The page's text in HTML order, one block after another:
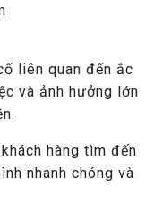
liên quan đến ắc
và ảnh hưởng lớn
hàng tìm đến
nhanh chóng và